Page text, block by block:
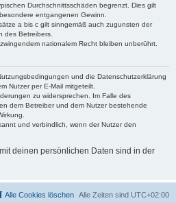
Durchschnittsschäden begrenzt. Dies gilt
entgangenen Gewinn.
a bis c gilt sinngemäß auch zugunsten der
des Betreibers.
nationalem Recht bleiben unberührt.
und die Datenschutzerklärung
Nutzer per E-Mail mitgeteilt.
zu widersprechen. Im Falle des
dem Betreiber und dem Nutzer bestehende
und verbindlich, wenn der Nutzer den
deinen persönlichen Daten sind in der
Alle Zeiten sind UTC+02:00
Alle Cookies löschen